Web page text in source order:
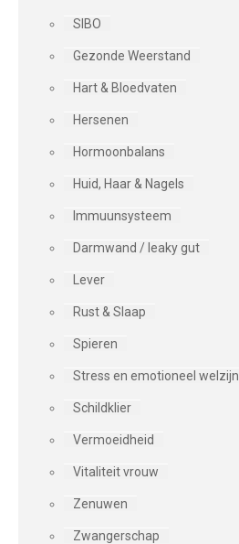
SIBO
Gezonde Weerstand
Hart & Bloedvaten
Hersenen
Hormoonbalans
Huid, Haar & Nagels
Immuunsysteem
Darmwand / leaky gut
Lever
Rust & Slaap
Spieren
Stress en emotioneel welzijn
Schildklier
Vermoeidheid
Vitaliteit vrouw
Zenuwen
Zwangerschap